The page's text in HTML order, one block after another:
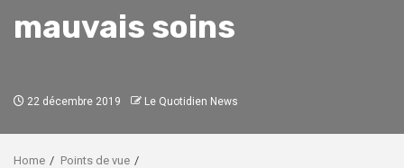
mauvais soins
22 décembre 2019 Le Quotidien News
Home
Points de vue